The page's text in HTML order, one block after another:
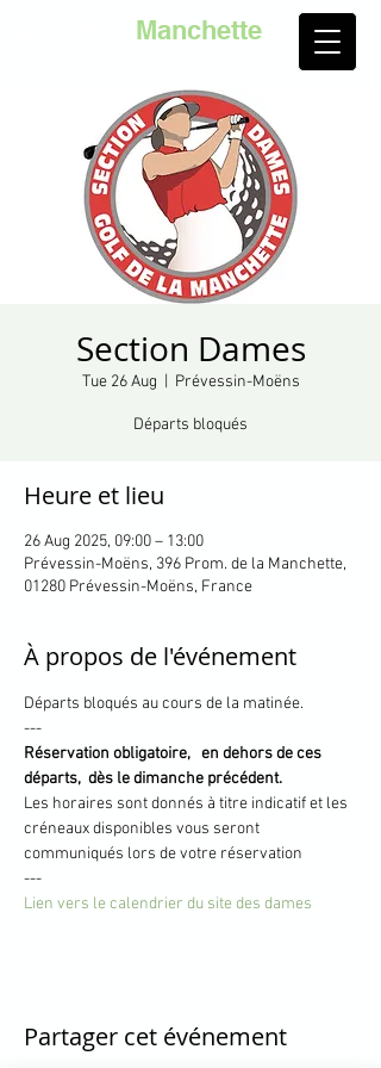
Manchette
Section Dames
Tue 26 Aug Prévessin-Moëns
Départs bloqués
Heure et lieu
26 Aug 2025, 09:00 – 13:00
Prévessin-Moëns, 396 Prom. de la Manchette,
01280 Prévessin-Moëns, France
À propos de l'événement
Départs bloqués au cours de la matinée.
---
Réservation obligatoire,   en dehors de ces
départs,  dès le dimanche précédent.
Les horaires sont donnés à titre indicatif et les
créneaux disponibles vous seront
communiqués lors de votre réservation
---
Lien vers le calendrier du site des dames
Partager cet événement